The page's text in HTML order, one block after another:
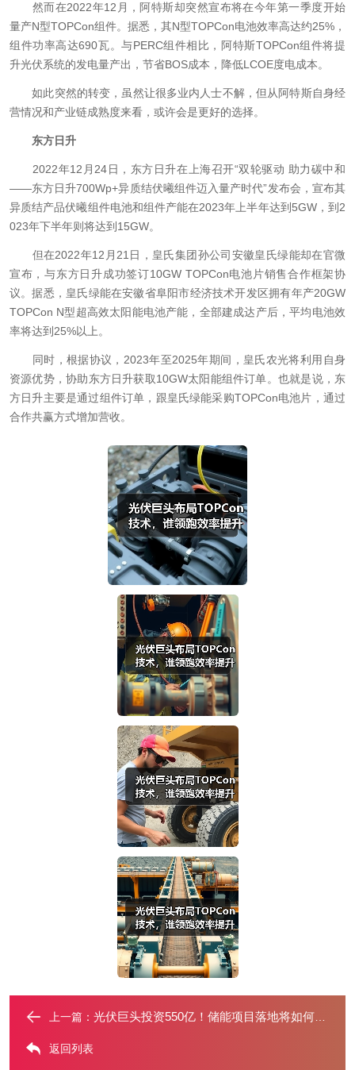
然而在2022年12月，阿特斯却突然宣布将在今年第一季度开始
量产N型TOPCon组件。据悉，其N型TOPCon电池效率高达约25%，
组件功率高达690瓦。与PERC组件相比，阿特斯TOPCon组件将提
升光伏系统的发电量产出，节省BOS成本，降低LCOE度电成本。
如此突然的转变，虽然让很多业内人士不解，但从阿特斯自身经
营情况和产业链成熟度来看，或许会是更好的选择。
东方日升
2022年12月24日，东方日升在上海召开“双轮驱动 助力碳中和
——东方日升700Wp+异质结伏曦组件迈入量产时代”发布会，宣布其
异质结产品伏曦组件电池和组件产能在2023年上半年达到5GW，到2
023年下半年则将达到15GW。
但在2022年12月21日，皇氏集团孙公司安徽皇氏绿能却在官微
宣布，与东方日升成功签订10GW TOPCon电池片销售合作框架协
议。据悉，皇氏绿能在安徽省阜阳市经济技术开发区拥有年产20GW
TOPCon N型超高效太阳能电池产能，全部建成达产后，平均电池效
率将达到25%以上。
同时，根据协议，2023年至2025年期间，皇氏农光将利用自身
资源优势，协助东方日升获取10GW太阳能组件订单。也就是说，东
方日升主要是通过组件订单，跟皇氏绿能采购TOPCon电池片，通过
合作共赢方式增加营收。
上一篇： 光伏巨头投资550亿！储能项目落地将如何改变行业？
返回列表